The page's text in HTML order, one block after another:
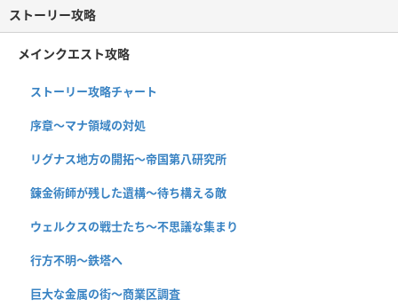
ストーリー攻略
メインクエスト攻略
ストーリー攻略チャート
序章〜マナ領域の対処
リグナス地方の開拓〜帝国第八研究所
錬金術師が残した遺構〜待ち構える敵
ウェルクスの戦士たち〜不思議な集まり
行方不明〜鉄塔へ
巨大な金属の街〜商業区調査